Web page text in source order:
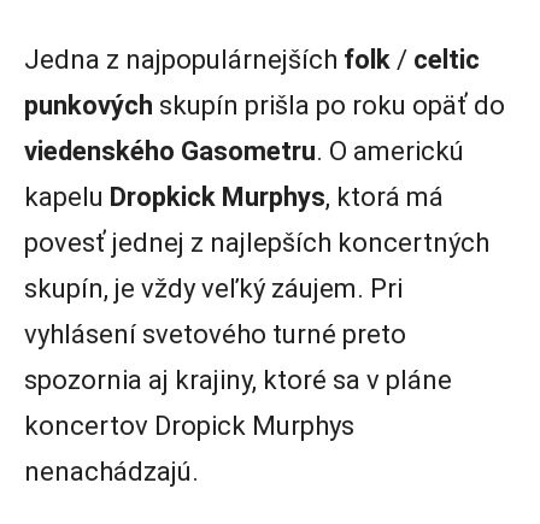
Jedna z najpopulárnejších folk / celtic
punkových skupín prišla po roku opäť do
viedenského Gasometru. O americkú
kapelu Dropkick Murphys, ktorá má
povesť jednej z najlepších koncertných
skupín, je vždy veľký záujem. Pri
vyhlásení svetového turné preto
spozornia aj krajiny, ktoré sa v pláne
koncertov Dropick Murphys
nenachádzajú.